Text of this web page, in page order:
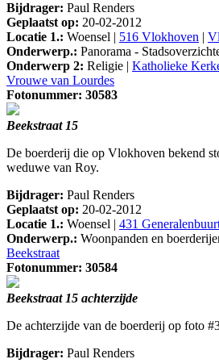
Bijdrager: Paul Renders
Geplaatst op: 20-02-2012
Locatie 1.: Woensel | 516 Vlokhoven |
Onderwerp.: Panorama -
Onderwerp 2: Religie | Katholieke
Vrouwe van Lourdes
Fotonummer: 30583
Beekstraat 15
De boerderij die op Vlokhoven bekend
weduwe van Roy.
Bijdrager: Paul Renders
Geplaatst op: 20-02-2012
Locatie 1.: Woensel | 431
Onderwerp.: Woonpanden en
Beekstraat
Fotonummer: 30584
Beekstraat 15 achterzijde
De achterzijde van de boerderij op foto
Bijdrager: Paul Renders